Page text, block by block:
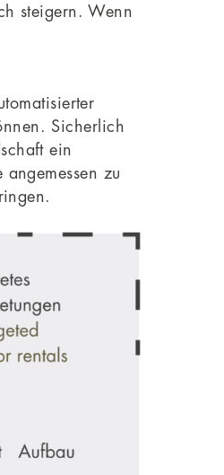
steigern. Wenn
Sicherlich
ein
zu